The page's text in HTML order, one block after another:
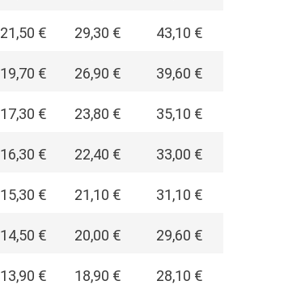
21,50 € 29,30 € 43,10 €
19,70 € 26,90 € 39,60 €
17,30 € 23,80 € 35,10 €
16,30 € 22,40 € 33,00 €
15,30 € 21,10 € 31,10 €
14,50 € 20,00 € 29,60 €
13,90 € 18,90 € 28,10 €